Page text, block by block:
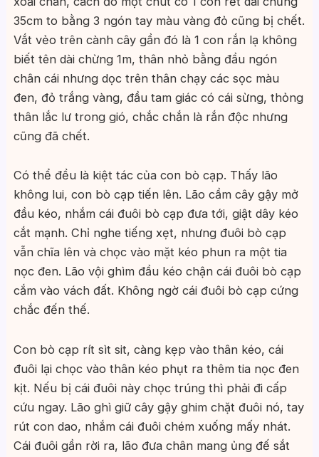
35cm to bằng 3 ngón tay màu vàng đỏ cũng bị chết.
Vắt vẻo trên cành cây gần đó là 1 con rắn lạ không
biết tên dài chừng 1m, thân nhỏ bằng đầu ngón
chân cái nhưng dọc trên thân chạy các sọc màu
đen, đỏ trắng vàng, đầu tam giác có cái sừng, thỏng
thân lắc lư trong gió, chắc chắn là rắn độc nhưng
cũng đã chết.
Có thể đều là kiệt tác của con bò cạp. Thấy lão
không lui, con bò cạp tiến lên. Lão cầm cây gậy mở
đầu kéo, nhắm cái đuôi bò cạp đưa tới, giật dây kéo
cắt mạnh. Chỉ nghe tiếng xẹt, nhưng đuôi bò cạp
vẫn chĩa lên và chọc vào mặt kéo phun ra một tia
nọc đen. Lão vội ghìm đầu kéo chận cái đuôi bò cạp
cắm vào vách đất. Không ngờ cái đuôi bò cạp cứng
chắc đến thế.
Con bò cạp rít sìt sit, càng kẹp vào thân kéo, cái
đuôi lại chọc vào thân kéo phụt ra thêm tia nọc đen
kịt. Nếu bị cái đuôi này chọc trúng thì phải đi cấp
cứu ngay. Lão ghì giữ cây gậy ghim chặt đuôi nó, tay
rút con dao, nhắm cái đuôi chém xuống mấy nhát.
Cái đuôi gần rời ra, lão đưa chân mang ủng đế sắt